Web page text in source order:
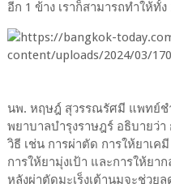
อีก 1 ข้าง เราก็สามารถทำให้ทั้
นพ. หฤษฎ์ สุวรรณรัศมี แพทย์ช
พยาบาลบำรุงราษฎร์ อธิบายว่า
วิธี เช่น การผ่าตัด การให้ยาเค
การให้ยามุ่งเป้า และการให้ย
หลังผ่าตัดมะเร็งเต้านมจะช่วย